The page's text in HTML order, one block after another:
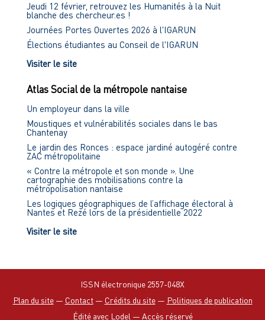
Jeudi 12 février, retrouvez les Humanités à la Nuit
blanche des chercheur.es !
Journées Portes Ouvertes 2026 à l'IGARUN
Élections étudiantes au Conseil de l'IGARUN
Visiter le site
Atlas Social de la métropole nantaise
Un employeur dans la ville
Moustiques et vulnérabilités sociales dans le bas
Chantenay
Le jardin des Ronces : espace jardiné autogéré contre
ZAC métropolitaine
« Contre la métropole et son monde ». Une
cartographie des mobilisations contre la
métropolisation nantaise
Les logiques géographiques de l’affichage électoral à
Nantes et Rezé lors de la présidentielle 2022
Visiter le site
ISSN électronique 2557-048X
Plan du site— Contact— Crédits du site— Politiques de publication
Édité avec Lodel — Accès réservé